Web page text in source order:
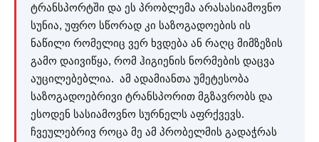
ტრანსპორტში და ეს პრობლემა არასასიამოვნო
სუნია, უფრო სწორად კი საზოგადოების ის
ნაწილი რომელიც ვერ ხვდება ან რაღც მიმზეზის
გამო დაივიწყა, რომ ჰიგიენის ნორმების დაცვა
აუცილებებლია. ამ ადამიანთა უმეტესობა
საზოგადოებრივი ტრანსპორით მგზავრობს და
ესოდენ სასიამოვნო სურნელს აფრქვევს.
ჩვეულებრივ როცა მე ამ პრობელმის გადაჭრას